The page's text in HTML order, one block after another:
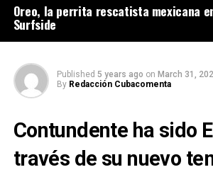
Oreo, la perrita rescatista mexicana
Surfside
Published 5 years ago on March 31,
By Redacción Cubacomenta
Contundente ha sido
través de su nuevo